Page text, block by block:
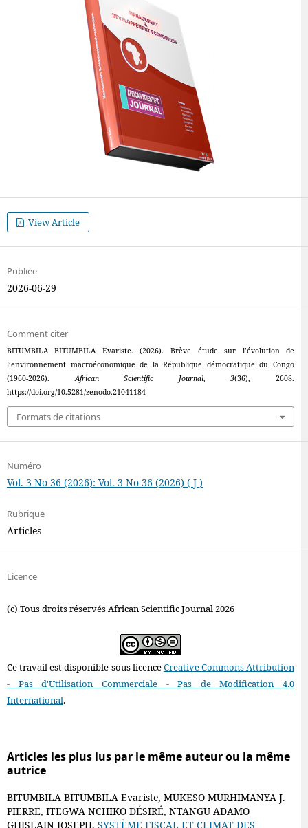
View Article
Publiée
2026-06-29
Comment citer
BITUMBILA BITUMBILA Evariste. (2026). Brève étude sur l’évolution de
l’environnement macroéconomique de la République démocratique du Congo
(1960-2026).African Scientific Journal,3(36), 2608.
https://doi.org/10.5281/zenodo.21041184
Formats de citations
Numéro
Vol. 3 No 36 (2026): Vol. 3 No 36 (2026) ( J )
Rubrique
Articles
Licence
(c) Tous droits réservés African Scientific Journal 2026
Ce travail est disponible sous licenceCreative Commons Attribution
- Pas d'Utilisation Commerciale - Pas de Modification 4.0
International.
Articles les plus lus par le même auteur ou la même
autrice
BITUMBILA BITUMBILA Evariste, MUKESO MURHIMANYA J.
PIERRE, ITEGWA NCHIKO DÉSIRÉ, NTANGU ADAMO
GHISLAIN JOSEPH, SYSTÈME FISCAL ET CLIMAT DES